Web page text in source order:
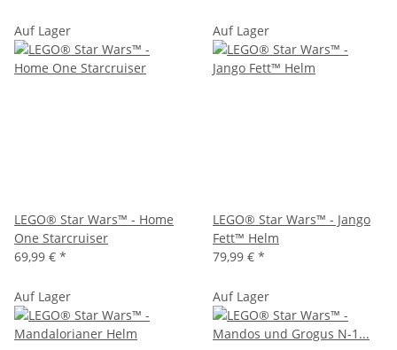
Auf Lager
LEGO® Star Wars™ - Home
One Starcruiser
69,99 € *
Auf Lager
LEGO® Star Wars™ - Jango
Fett™ Helm
79,99 € *
Auf Lager Auf Lager